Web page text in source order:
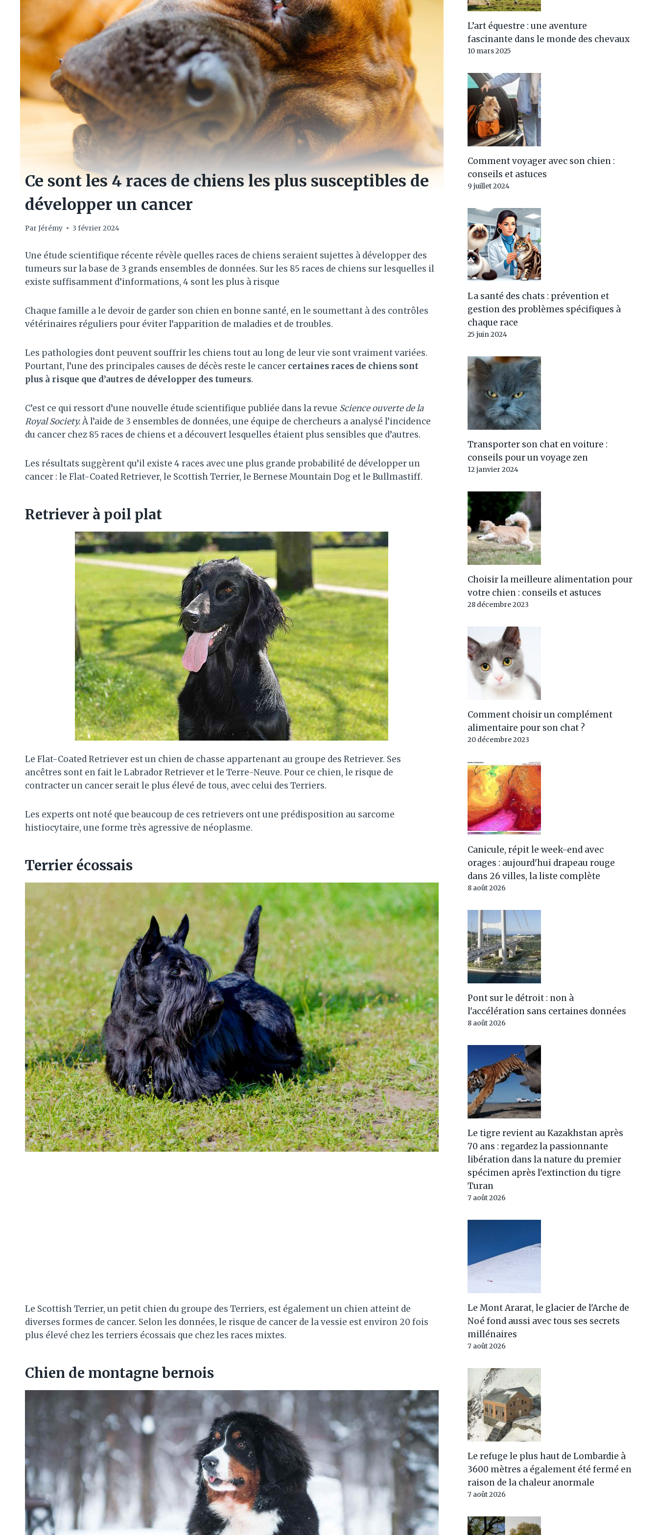
Ce sont les 4 races de chiens les plus susceptibles de
développer un cancer
Par Jérémy 3 février 2024
Une étude scientifique récente révèle quelles races de chiens seraient sujettes à développer des
tumeurs sur la base de 3 grands ensembles de données. Sur les 85 races de chiens sur lesquelles il
existe suffisamment d’informations, 4 sont les plus à risque
Chaque famille a le devoir de garder son chien en bonne santé, en le soumettant à des contrôles
vétérinaires réguliers pour éviter l’apparition de maladies et de troubles.
Les pathologies dont peuvent souffrir les chiens tout au long de leur vie sont vraiment variées.
Pourtant, l’une des principales causes de décès reste le cancer certaines races de chiens sont
plus à risque que d’autres de développer des tumeurs.
C’est ce qui ressort d’une nouvelle étude scientifique publiée dans la revue Science ouverte de la
Royal Society.À l’aide de 3 ensembles de données, une équipe de chercheurs a analysé l’incidence
du cancer chez 85 races de chiens et a découvert lesquelles étaient plus sensibles que d’autres.
Les résultats suggèrent qu’il existe 4 races avec une plus grande probabilité de développer un
cancer : le Flat-Coated Retriever, le Scottish Terrier, le Bernese Mountain Dog et le Bullmastiff.
Retriever à poil plat
Le Flat-Coated Retriever est un chien de chasse appartenant au groupe des Retriever. Ses
ancêtres sont en fait le Labrador Retriever et le Terre-Neuve. Pour ce chien, le risque de
contracter un cancer serait le plus élevé de tous, avec celui des Terriers.
Les experts ont noté que beaucoup de ces retrievers ont une prédisposition au sarcome
histiocytaire, une forme très agressive de néoplasme.
Terrier écossais
Le Scottish Terrier, un petit chien du groupe des Terriers, est également un chien atteint de
diverses formes de cancer. Selon les données, le risque de cancer de la vessie est environ 20 fois
plus élevé chez les terriers écossais que chez les races mixtes.
Chien de montagne bernois
L’art équestre : une aventure
fascinante dans le monde des chevaux
10 mars 2025
Comment voyager avec son chien :
conseils et astuces
9 juillet 2024
La santé des chats : prévention et
gestion des problèmes spécifiques à
chaque race
25 juin 2024
Transporter son chat en voiture :
conseils pour un voyage zen
12 janvier 2024
Choisir la meilleure alimentation pour
votre chien : conseils et astuces
28 décembre 2023
Comment choisir un complément
alimentaire pour son chat ?
20 décembre 2023
Canicule, répit le week-end avec
orages : aujourd'hui drapeau rouge
dans 26 villes, la liste complète
8 août 2026
Pont sur le détroit : non à
l'accélération sans certaines données
8 août 2026
Le tigre revient au Kazakhstan après
70 ans : regardez la passionnante
libération dans la nature du premier
spécimen après l'extinction du tigre
Turan
7 août 2026
Le Mont Ararat, le glacier de l'Arche de
Noé fond aussi avec tous ses secrets
millénaires
7 août 2026
Le refuge le plus haut de Lombardie à
3600 mètres a également été fermé en
raison de la chaleur anormale
7 août 2026